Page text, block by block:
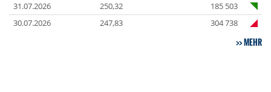
31.07.2026
250,32
185 503
30.07.2026
247,83 304 738
MEHR